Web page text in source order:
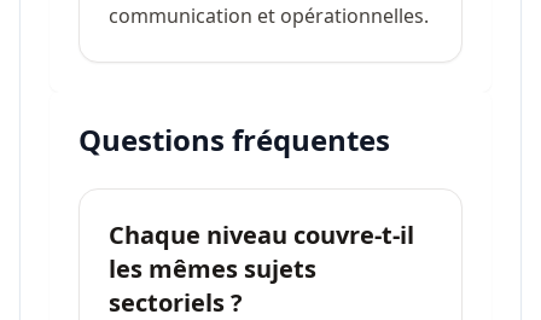
communication et opérationnelles.
Questions fréquentes
Chaque niveau couvre-t-il
les mêmes sujets
sectoriels ?